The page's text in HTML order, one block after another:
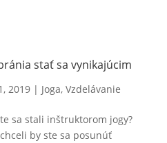
stať sa vynikajúcim
2019| Joga, Vzdelávanie
sa stali inštruktorom jogy?
by ste sa posunúť